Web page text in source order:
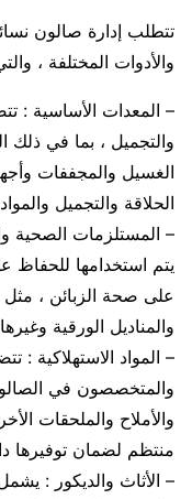
تتطلب إدارة صالون
والأدوات المختلفة ،
– المعدات الأساسية :
والتجميل ، بما في ذلك
الغسيل والمجففات
الحلاقة والتجميل
– المستلزمات الصحية
يتم استخدامها للحفاظ
على صحة الزبائن ، مثل
والمناديل الورقية
– المواد الاستهلاكية :
والمتخصصون في
والأملاح والملحقات
منتظم لضمان توفيرها
– الأثاث والديكور :